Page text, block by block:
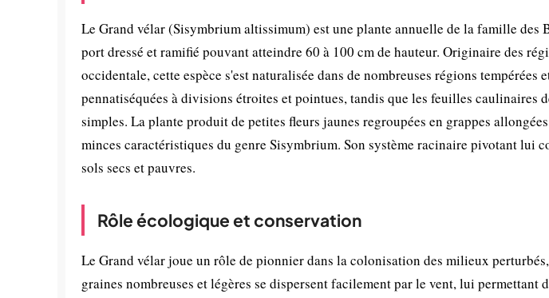
Le Grand vélar (Sisymbrium altissimum) est une plante annuelle de la famille des
port dressé et ramifié pouvant atteindre 60 à 100 cm de hauteur. Originaire des
occidentale, cette espèce s'est naturalisée dans de nombreuses régions tempérées
pennatiséquées à divisions étroites et pointues, tandis que les feuilles caulinaires
simples. La plante produit de petites fleurs jaunes regroupées en grappes
minces caractéristiques du genre Sisymbrium. Son système racinaire pivotant lui
sols secs et pauvres.
Rôle écologique et conservation
Le Grand vélar joue un rôle de pionnier dans la colonisation des milieux
graines nombreuses et légères se dispersent facilement par le vent, lui permettant